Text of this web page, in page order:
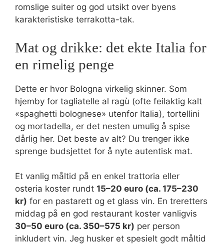
romslige suiter og god utsikt over byens
karakteristiske terrakotta-tak.
Mat og drikke: det ekte Italia for
en rimelig penge
Dette er hvor Bologna virkelig skinner. Som
hjemby for tagliatelle al ragù (ofte feilaktig kalt
«spaghetti bolognese» utenfor Italia), tortellini
og mortadella, er det nesten umulig å spise
dårlig her. Det beste av alt? Du trenger ikke
sprenge budsjettet for å nyte autentisk mat.
Et vanlig måltid på en enkel trattoria eller
osteria koster rundt 15–20 euro (ca. 175–230
kr) for en pastarett og et glass vin. En treretters
middag på en god restaurant koster vanligvis
30–50 euro (ca. 350–575 kr) per person
inkludert vin. Jeg husker et spesielt godt måltid